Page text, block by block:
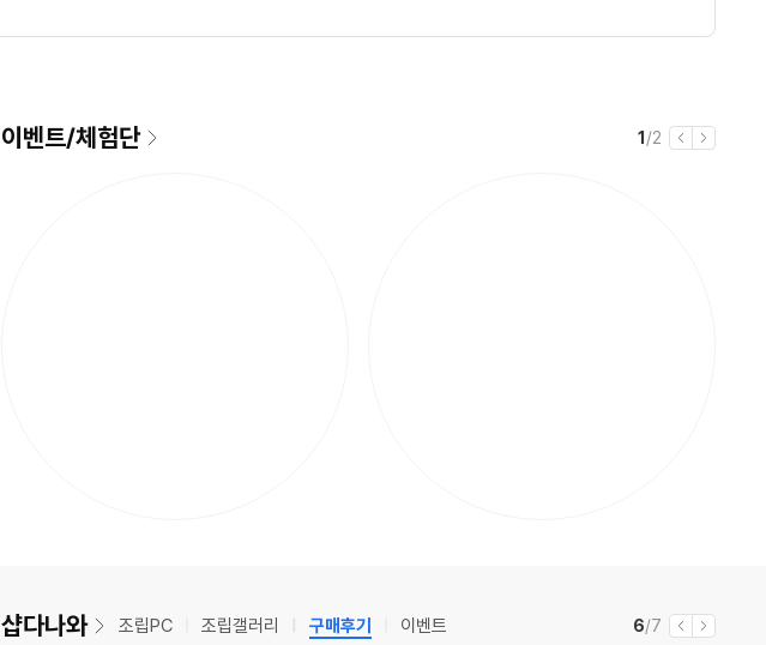
재
이벤트/체험단
현
1 /전
2
이 다
샵다나와 조립PC 조립갤러리 구매후기 이벤트
현
6전
/7
이 다